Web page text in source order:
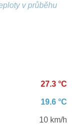
v průběhu
27.3 °C
19.6 °C
10 km/h